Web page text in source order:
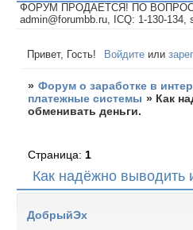
ФОРУМ ПРОДАЕТСЯ! ПО
admin@forumbb.ru, ICQ: 1-130-134,
Привет, Гость! Войдите или
» Форум о заработке в
платежные системы » Как
обменивать деньги.
Как надёжно выводить
Страница: 1
ДобрыйЭх